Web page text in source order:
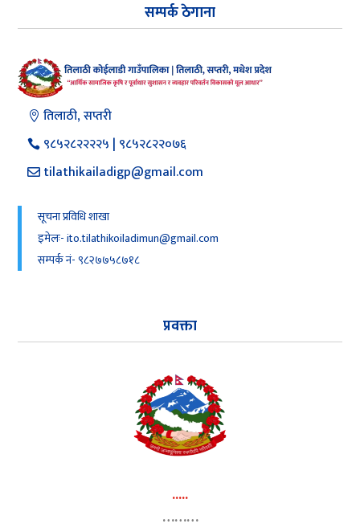
सम्पर्क ठेगाना
तिलाठी, सप्तरी
९८५२८२२२२५ | ९८५२८२२०७६
tilathikailadigp@gmail.com
सूचना प्रविधि शाखा
इमेलः- ito.tilathikoiladimun@gmail.com
सम्पर्क नं- ९८२७७५८७१८
प्रवक्ता
.....
………